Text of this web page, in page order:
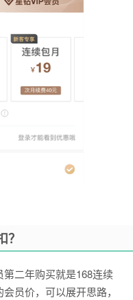
二年购买就是168连续
员价，可以展开思路，